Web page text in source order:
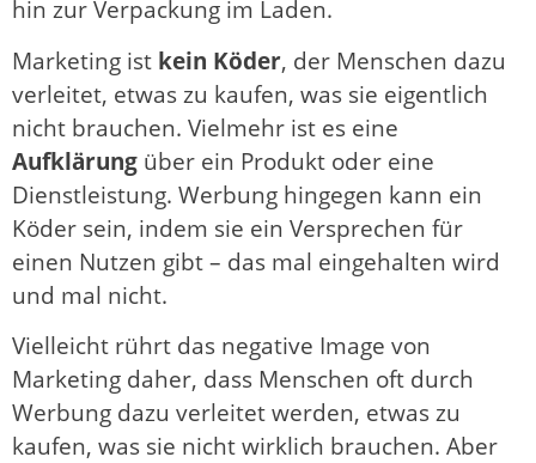
hin zur Verpackung im Laden.
Marketing ist kein Köder, der Menschen dazu
verleitet, etwas zu kaufen, was sie eigentlich
nicht brauchen. Vielmehr ist es eine
Aufklärung über ein Produkt oder eine
Dienstleistung. Werbung hingegen kann ein
Köder sein, indem sie ein Versprechen für
einen Nutzen gibt – das mal eingehalten wird
und mal nicht.
Vielleicht rührt das negative Image von
Marketing daher, dass Menschen oft durch
Werbung dazu verleitet werden, etwas zu
kaufen, was sie nicht wirklich brauchen. Aber